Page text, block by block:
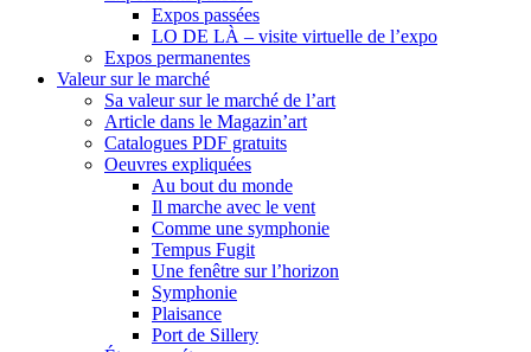
Expos passées
LO DE LÀ – visite virtuelle de l’expo
Expos permanentes
Valeur sur le marché
Sa valeur sur le marché de l’art
Article dans le Magazin’art
Catalogues PDF gratuits
Oeuvres expliquées
Au bout du monde
Il marche avec le vent
Comme une symphonie
Tempus Fugit
Une fenêtre sur l’horizon
Symphonie
Plaisance
Port de Sillery